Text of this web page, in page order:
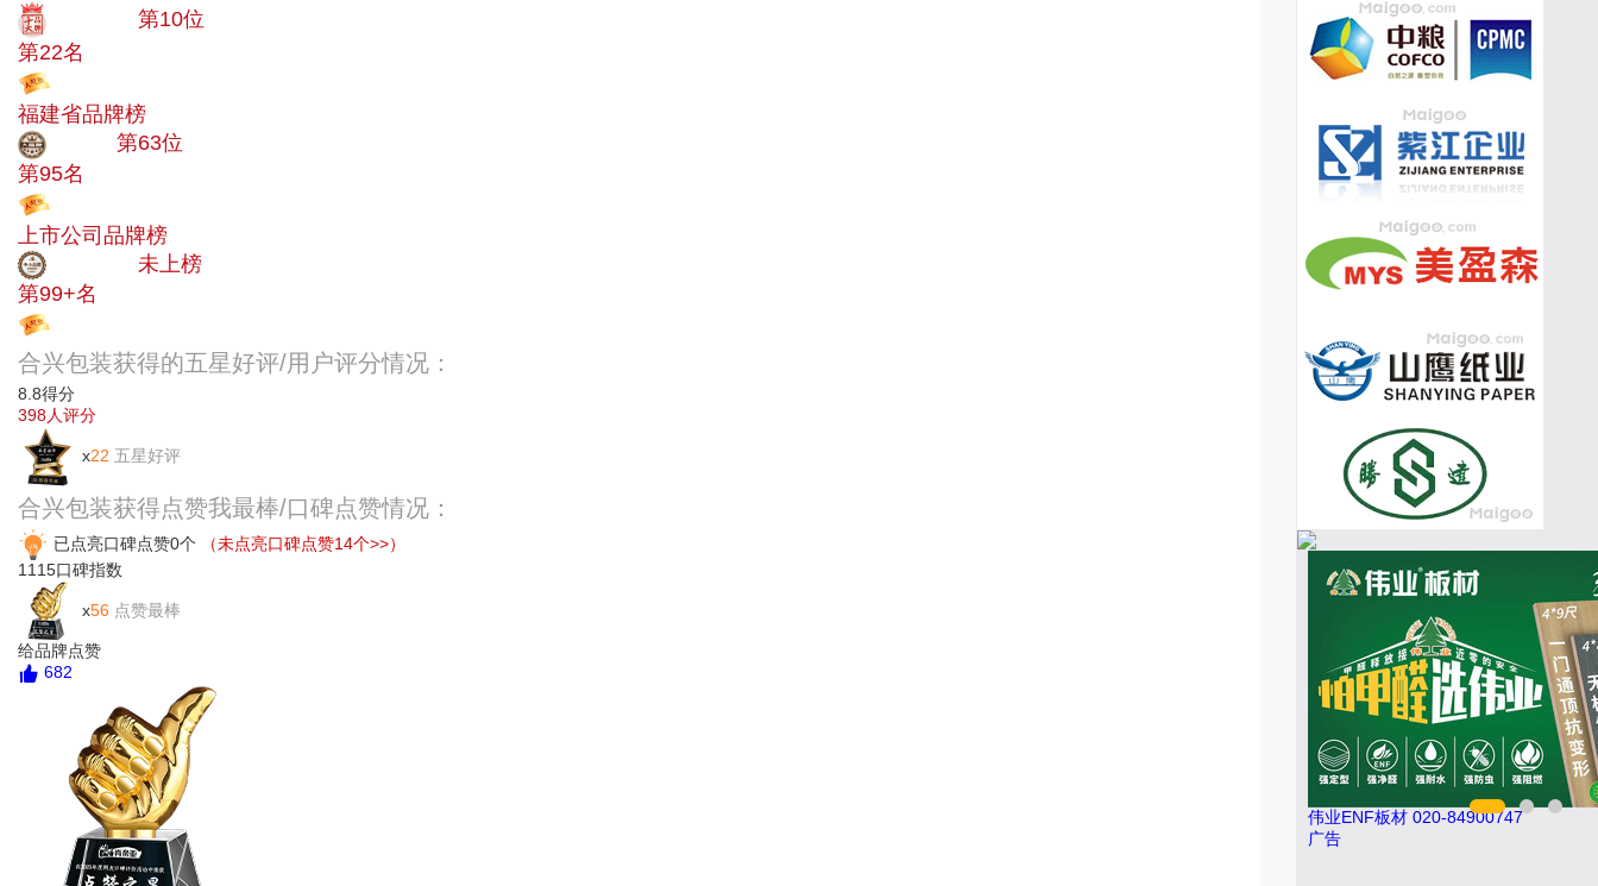
第10位
第22名
福建省品牌榜
第63位
第95名
上市公司品牌榜
未上榜
第99+名
合兴包装获得的五星好评/用户评分情况：
8.8得分
398人评分
x22 五星好评
合兴包装获得点赞我最棒/口碑点赞情况：
已点亮口碑点赞0个
（未点亮口碑点赞14个>>）
1115口碑指数
x56 点赞最棒
给品牌点赞
682
巧夺天工 400-189-0909
广告